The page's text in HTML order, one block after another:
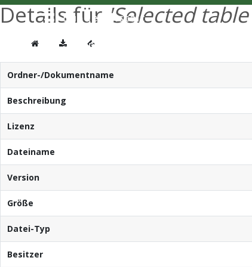
Details für 'Selected
Ordner-/Dokumentname
Beschreibung
Lizenz
Dateiname
Version
Größe
Datei-Typ
Besitzer